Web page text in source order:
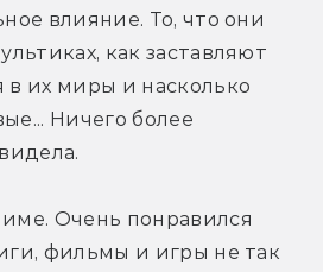
влияние. То, что они
как заставляют
их миры и насколько
Ничего более
Очень понравился
фильмы и игры не так